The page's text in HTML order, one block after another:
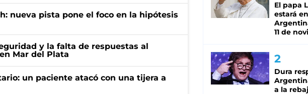
nueva pista pone el foco en la hipótesis
y la falta de respuestas al
Mar del Plata
un paciente atacó con una tijera a
El papa
estará
11 de
Dura
a la